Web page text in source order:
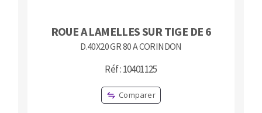
ROUE A LAMELLES SUR TIGE DE 6
D.40X20 GR 80 A CORINDON
Réf : 10401125
Comparer